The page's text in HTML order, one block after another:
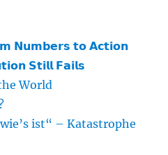
𝗡𝘂𝗺𝗯𝗲𝗿𝘀 𝘁𝗼 𝗔𝗰𝘁𝗶𝗼𝗻
𝗦𝘁𝗶𝗹𝗹 𝗙𝗮𝗶𝗹𝘀
World
ist“ – Katastrophe